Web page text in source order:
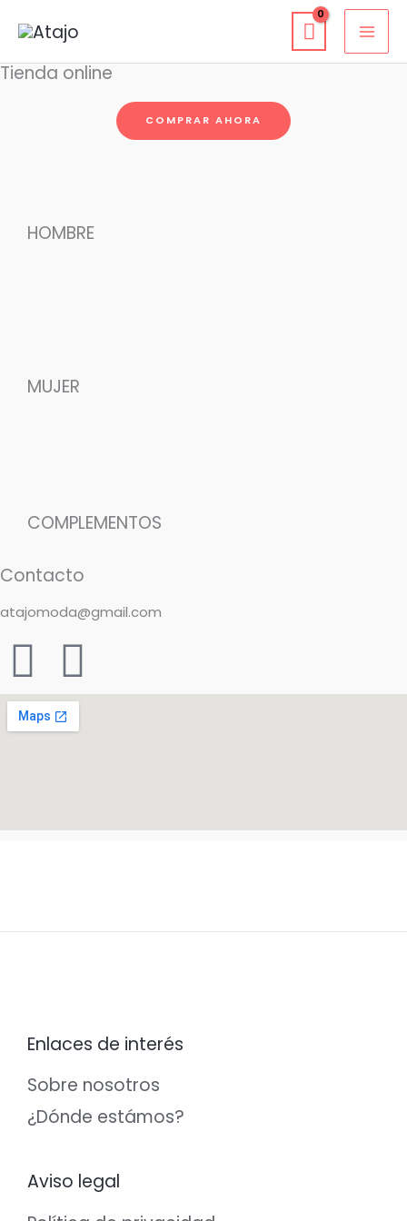
contenido
Tienda online
COMPRAR AHORA
HOMBRE
MUJER
COMPLEMENTOS
Contacto
atajomoda@gmail.com
F
a
c
b
o
I
n
s
a
r
m
Enlaces de interés
Sobre nosotros
¿Dónde estámos?
Aviso legal